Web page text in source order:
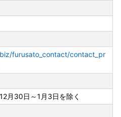
furusato_contact/contact_pr
30日～1月3日を除く